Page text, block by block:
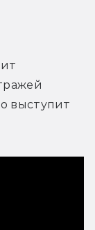
выступит